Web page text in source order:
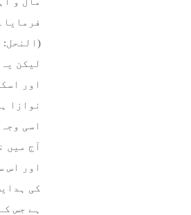
(النحل: 18).
لیکن
اور
نوازا
اسی
آج میں
اور اس
کی
ہے جس